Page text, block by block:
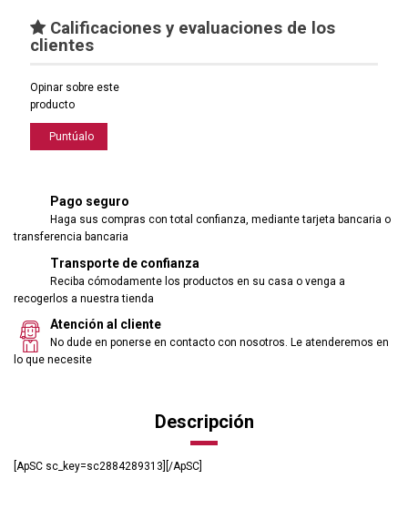
Calificaciones y evaluaciones de los
clientes
Opinar sobre este
producto
Puntúalo
Pago seguro
Haga sus compras con total confianza, mediante tarjeta bancaria o
transferencia bancaria
Transporte de confianza
Reciba cómodamente los productos en su casa o venga a
recogerlos a nuestra tienda
Atención al cliente
No dude en ponerse en contacto con nosotros. Le atenderemos en
lo que necesite
Descripción
[ApSC sc_key=sc2884289313][/ApSC]